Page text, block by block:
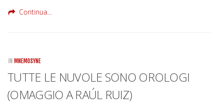
Continua...
IN MNEMOSYNE
TUTTE LE NUVOLE SONO OROLOGI
(OMAGGIO A RAÚL RUIZ)